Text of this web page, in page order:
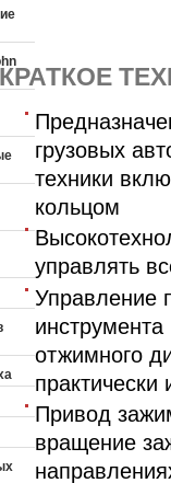
КРАТКОЕ
грузовых
техники
кольцом
управлять
Управление
отжимного
практически
Привод
вращение